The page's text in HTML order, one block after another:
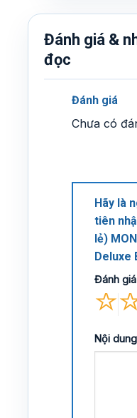
Đánh giá &
đọc
Đánh giá
Chưa có
Hãy là
tiên
lẻ)
Deluxe
Đánh
Nội